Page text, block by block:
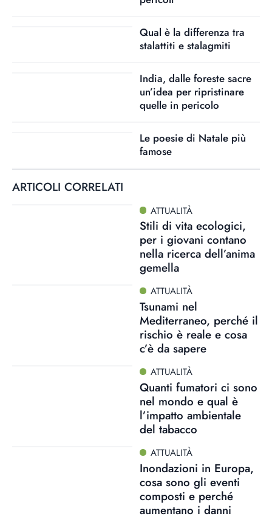
Qual è la differenza tra
stalattiti e stalagmiti
India, dalle foreste sacre
un’idea per ripristinare
quelle in pericolo
Le poesie di Natale più
famose
ARTICOLI CORRELATI
ATTUALITÀ
Stili di vita ecologici,
per i giovani contano
nella ricerca dell’anima
gemella
ATTUALITÀ
Tsunami nel
Mediterraneo, perché il
rischio è reale e cosa
c’è da sapere
ATTUALITÀ
Quanti fumatori ci sono
nel mondo e qual è
l’impatto ambientale
del tabacco
ATTUALITÀ
Inondazioni in Europa,
cosa sono gli eventi
composti e perché
aumentano i danni